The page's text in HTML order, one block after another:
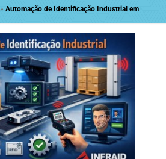
»Automação de Identificação Industrial em